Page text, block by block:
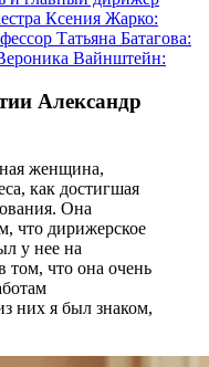
Ксения Жарко:
Татьяна Батагова:
Вайнштейн:
Александр
женщина,
как достигшая
Она
что дирижерское
у нее на
том, что она очень
них я был знаком,